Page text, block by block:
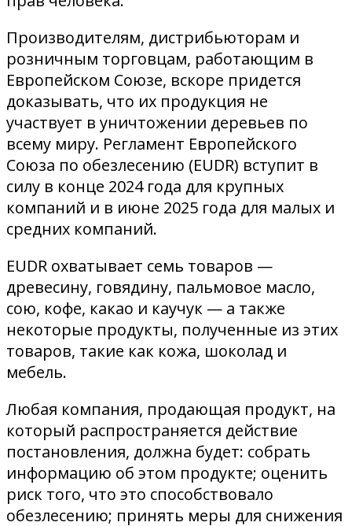
Производителям, дистрибьюторам и
розничным торговцам, работающим в
Европейском Союзе, вскоре придется
доказывать, что их продукция не
участвует в уничтожении деревьев по
всему миру. Регламент Европейского
Союза по обезлесению (EUDR) вступит в
силу в конце 2024 года для крупных
компаний и в июне 2025 года для малых и
средних компаний.
EUDR охватывает семь товаров —
древесину, говядину, пальмовое масло,
сою, кофе, какао и каучук — а также
некоторые продукты, полученные из этих
товаров, такие как кожа, шоколад и
мебель.
Любая компания, продающая продукт, на
который распространяется действие
постановления, должна будет: собрать
информацию об этом продукте; оценить
риск того, что это способствовало
обезлесению; принять меры для снижения